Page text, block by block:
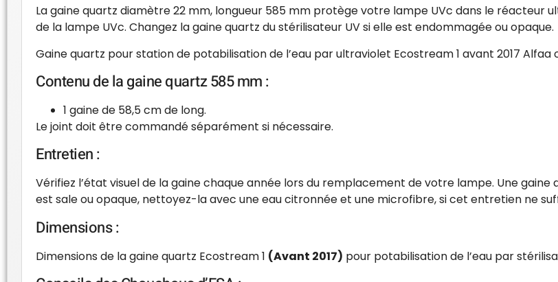
La gaine quartz diamètre 22 mm, longueur 585 mm protège votre lampe UVc dans le
de la lampe UVc. Changez la gaine quartz du stérilisateur UV si elle est endommagée ou opaque.
Gaine quartz pour station de potabilisation de l’eau par ultraviolet Ecostream 1 avant 2017 Alfaa
Contenu de la gaine quartz 585 mm :
1 gaine de 58,5 cm de long.
Le joint doit être commandé séparément si nécessaire.
Entretien :
Vérifiez l’état visuel de la gaine chaque année lors du remplacement de votre lampe. Une
est sale ou opaque, nettoyez-la avec une eau citronnée et une microfibre, si cet entretien ne
Dimensions :
Dimensions de la gaine quartz Ecostream 1 (Avant 2017) pour potabilisation de l’eau par